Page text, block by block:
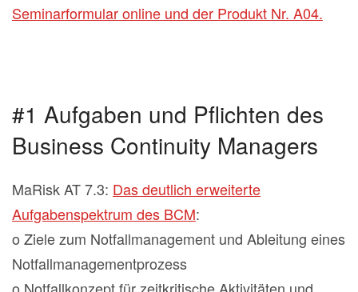
Seminarformular online und der Produkt Nr. A04.
#1 Aufgaben und Pflichten des
Business Continuity Managers
MaRisk AT 7.3: Das deutlich erweiterte
Aufgabenspektrum des BCM:
o Ziele zum Notfallmanagement und Ableitung eines
Notfallmanagementprozess